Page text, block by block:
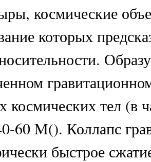
космические
которых
космических тел (в
60 M(). Коллапс
быстрое